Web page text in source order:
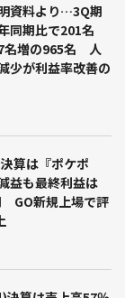
資料より…3Q期
同期比で201名
名増の965名 人
少が利益率改善の
算は『ポケポ
益も最終利益は
GO新規上場で評